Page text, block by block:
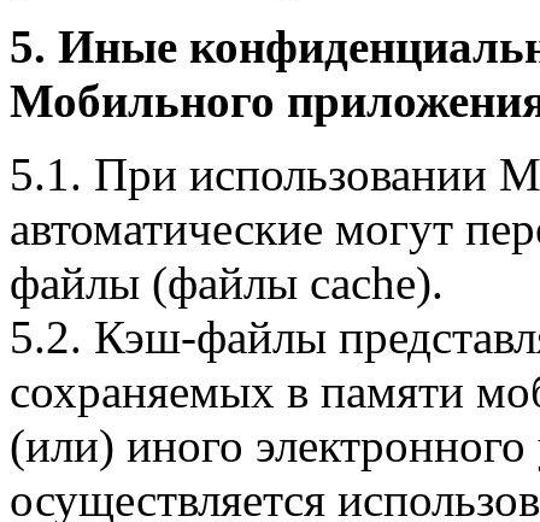
5. Иные
Мобильного
5.1. При использовании
автоматические могут
файлы (файлы cache).
5.2. Кэш-файлы
сохраняемых в памяти
(или) иного электронного
осуществляется